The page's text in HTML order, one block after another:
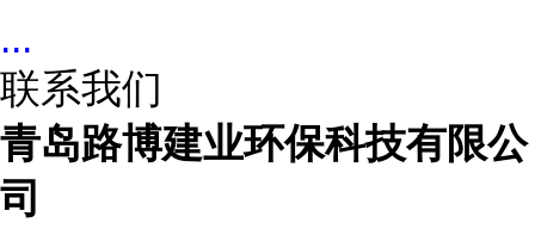
...
联系我们
青岛路博建业环保科技有限公
司